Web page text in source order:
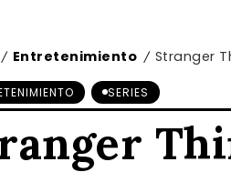
/ Entretenimiento / Stranger
SERIES